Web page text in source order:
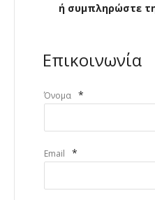
ή συμπληρώστε
Επικοινωνία
Όνομα *
Email *